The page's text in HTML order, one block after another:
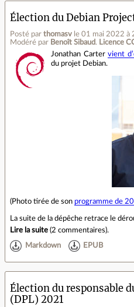
Élection du Debian
Posté par thomasv le 01 mai 2022 à
Modéré par Benoît Sibaud. Licence
Jonathan Cartervient
du projet Debian.
(Photo tirée de son programme de
La suite de la dépêche retrace le
Lire la suite (2 commentaires).
Markdown EPUB
Élection du responsable
(DPL) 2021